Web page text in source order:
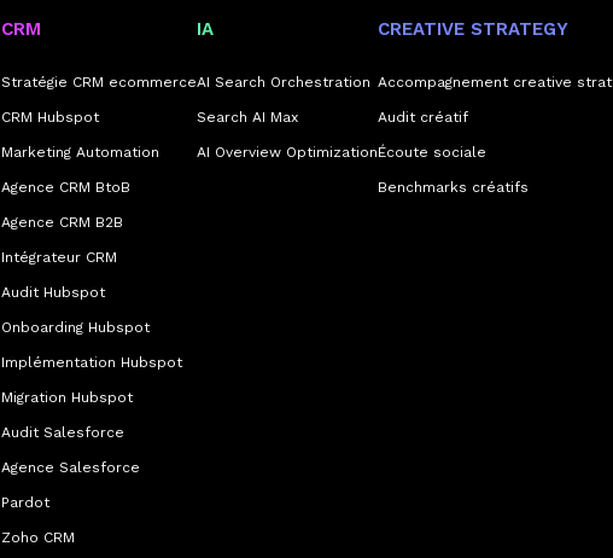
CRM
Stratégie CRM ecommerce
CRM Hubspot
Marketing Automation
Agence CRM BtoB
Agence CRM B2B
Intégrateur CRM
Audit Hubspot
Onboarding Hubspot
Implémentation Hubspot
Migration Hubspot
Audit Salesforce
Agence Salesforce
Pardot
Zoho CRM
IA
AI Search Orchestration
Search AI Max
AI Overview Optimization
CREATIVE STRATEGY
Accompagnement creative
Audit créatif
Écoute sociale
Benchmarks créatifs